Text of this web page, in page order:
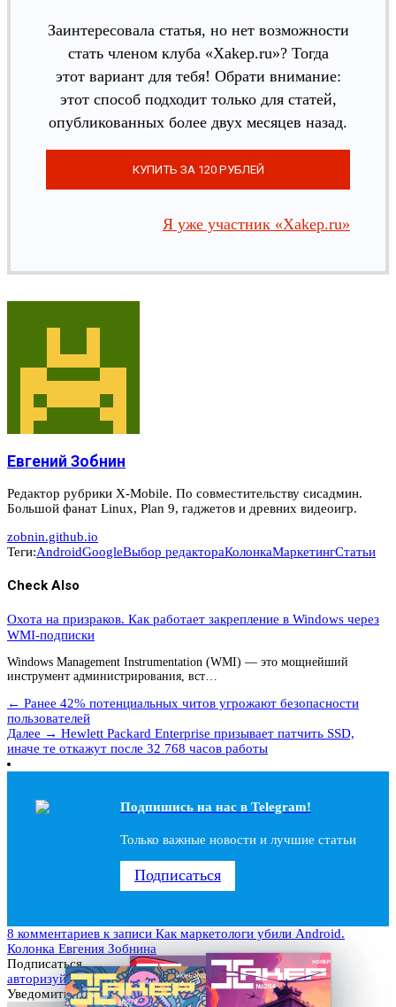
Заинтересовала статья, но нет возможности
стать членом клуба «Xakep.ru»? Тогда
этот вариант для тебя! Обрати внимание:
этот способ подходит только для статей,
опубликованных более двух месяцев назад.
Я уже участник «Xakep.ru»
Евгений Зобнин
Редактор рубрики X-Mobile. По совместительству сисадмин.
Большой фанат Linux, Plan 9, гаджетов и древних видеоигр.
zobnin.github.io
Теги:AndroidGoogleВыбор редактораКолонкаМаркетингСтатьи
Check Also
Охота на призраков. Как работает закрепление в Windows через
WMI-подписки
Windows Management Instrumentation (WMI) — это мощнейший
инструмент администрирования, вст…
← Ранее 42% потенциальных читов угрожают безопасности
пользователей
Далее → Hewlett Packard Enterprise призывает патчить SSD,
иначе те откажут после 32 768 часов работы
Подпишись на наc в Telegram!
Только важные новости и лучшие статьи
Подписаться
8 комментариев к записи Как маркетологи убили Android.
Колонка Евгения Зобнина
Подписаться
авторизуйтесь
Уведомить о